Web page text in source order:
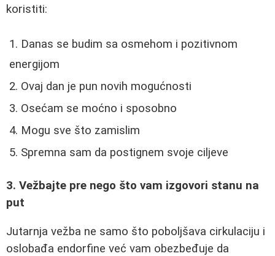
koristiti:
Danas se budim sa osmehom i pozitivnom
energijom
Ovaj dan je pun novih mogućnosti
Osećam se moćno i sposobno
Mogu sve što zamislim
Spremna sam da postignem svoje ciljeve
3. Vežbajte pre nego što vam izgovori stanu na
put
Jutarnja vežba ne samo što poboljšava cirkulaciju i
oslobađa endorfine već vam obezbeđuje da